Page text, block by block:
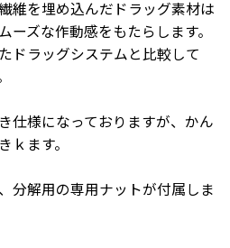
維を埋め込んだドラッグ素材は
ーズな作動感をもたらします。
ドラッグシステムと比較して
仕様になっておりますが、かん
ｋます。
分解用の専用ナットが付属しま